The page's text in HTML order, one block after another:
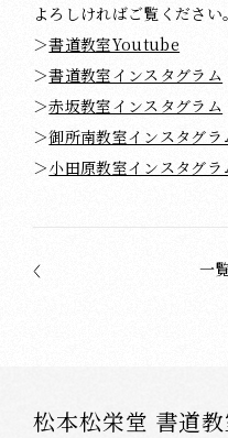
よろしければご覧ください。
＞書道教室Youtube
＞書道教室インスタグラム
＞赤坂教室インスタグラム
＞御所南教室インスタグラ
＞小田原教室インスタグラ
一
松本松栄堂 書道